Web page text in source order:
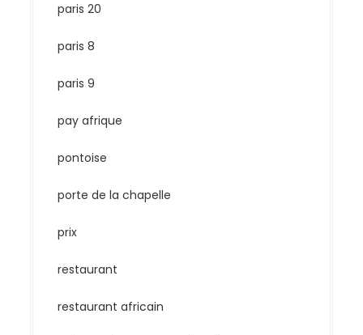
paris 20
paris 8
paris 9
pay afrique
pontoise
porte de la chapelle
prix
restaurant
restaurant africain